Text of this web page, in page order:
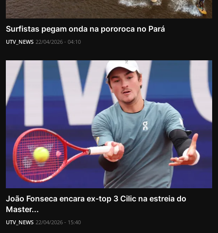
Surfistas pegam onda na pororoca no Pará
UTV_NEWS 22/04/2026 - 04:10
João Fonseca encara ex-top 3 Cilic na estreia do
Master...
UTV_NEWS 22/04/2026 - 15:40